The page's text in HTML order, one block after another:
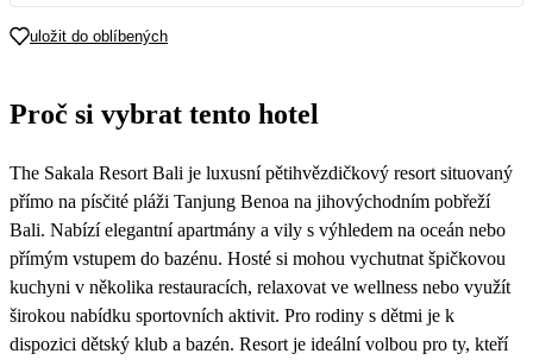
21
55 329
22
52 499
23 24 25 26 27
uložit do oblíbených
Proč si vybrat tento hotel
The Sakala Resort Bali je luxusní pětihvězdičkový resort situovaný
přímo na písčité pláži Tanjung Benoa na jihovýchodním pobřeží
Bali. Nabízí elegantní apartmány a vily s výhledem na oceán nebo
přímým vstupem do bazénu. Hosté si mohou vychutnat špičkovou
kuchyni v několika restauracích, relaxovat ve wellness nebo využít
širokou nabídku sportovních aktivit. Pro rodiny s dětmi je k
dispozici dětský klub a bazén. Resort je ideální volbou pro ty, kteří